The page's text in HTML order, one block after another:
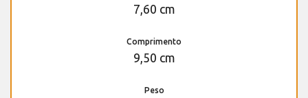
7,60 cm
Comprimento
9,50 cm
Peso